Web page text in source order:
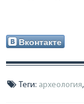
Вконтакте
Теги: археология,